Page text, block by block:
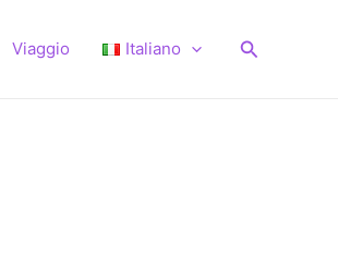
Viaggio Italiano Cerca